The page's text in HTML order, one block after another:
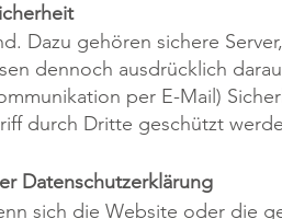
Dazu gehören sichere
dennoch ausdrücklich
per E-Mail)
durch Dritte geschützt
Datenschutzerklärung
sich die Website oder die